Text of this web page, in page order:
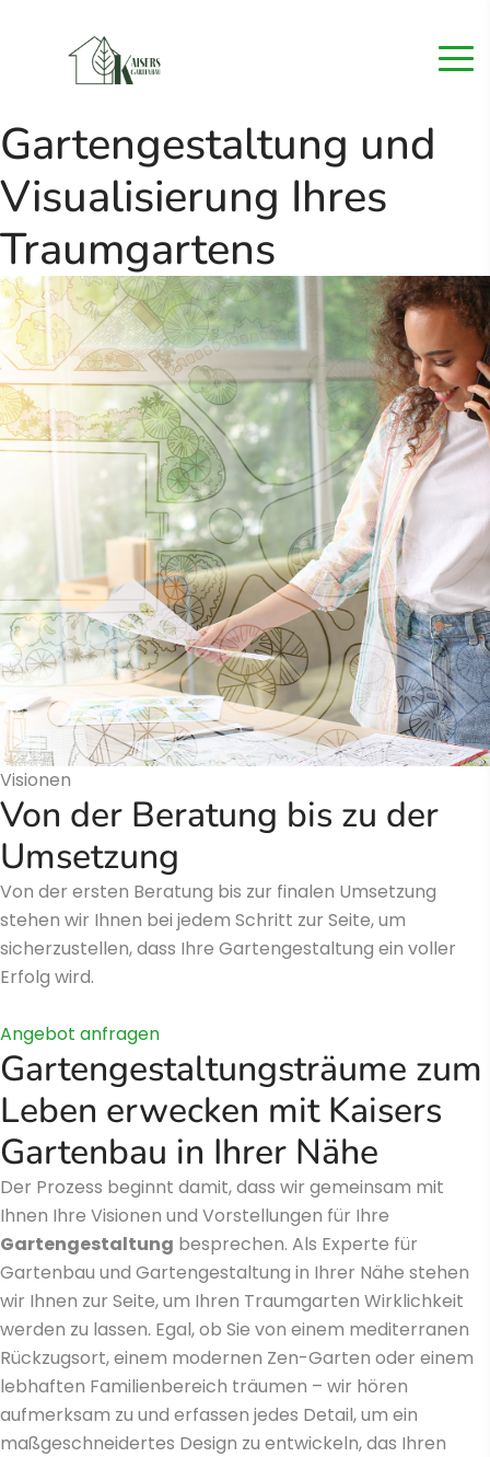
Gartengestaltung und
Visualisierung Ihres
Traumgartens
Visionen
Von der Beratung bis zu der
Umsetzung
Von der ersten Beratung bis zur finalen Umsetzung
stehen wir Ihnen bei jedem Schritt zur Seite, um
sicherzustellen, dass Ihre Gartengestaltung ein voller
Erfolg wird.
Angebot anfragen
Gartengestaltungsträume zum
Leben erwecken mit Kaisers
Gartenbau in Ihrer Nähe
Der Prozess beginnt damit, dass wir gemeinsam mit
Ihnen Ihre Visionen und Vorstellungen für Ihre
Gartengestaltung besprechen. Als Experte für
Gartenbau und Gartengestaltung in Ihrer Nähe stehen
wir Ihnen zur Seite, um Ihren Traumgarten Wirklichkeit
werden zu lassen. Egal, ob Sie von einem mediterranen
Rückzugsort, einem modernen Zen-Garten oder einem
lebhaften Familienbereich träumen – wir hören
aufmerksam zu und erfassen jedes Detail, um ein
maßgeschneidertes Design zu entwickeln, das Ihren